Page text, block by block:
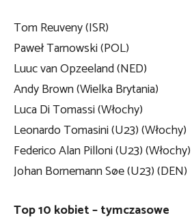
Tom Reuveny (ISR)
Paweł Tarnowski (POL)
Luuc van Opzeeland (NED)
Andy Brown (Wielka Brytania)
Luca Di Tomassi (Włochy)
Leonardo Tomasini (U23) (Włochy)
Federico Alan Pilloni (U23) (Włochy)
Johan Bornemann Søe (U23) (DEN)
Top 10 kobiet – tymczasowe